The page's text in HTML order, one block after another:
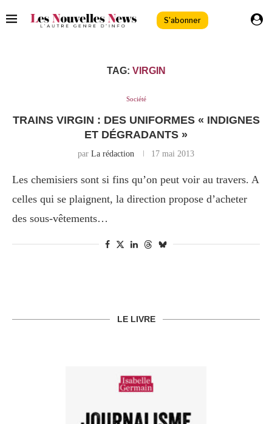
S'abonner
TAG: VIRGIN
Société
TRAINS VIRGIN : DES UNIFORMES « INDIGNES
ET DÉGRADANTS »
par La rédaction 17 mai 2013
Les chemisiers sont si fins qu’on peut voir au travers. A
celles qui se plaignent, la direction propose d’acheter
des sous-vêtements…
LE LIVRE